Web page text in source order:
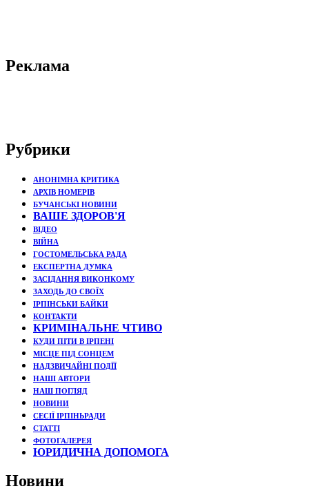
Реклама
Рубрики
АНОНІМНА КРИТИКА
АРХІВ НОМЕРІВ
БУЧАНСЬКІ НОВИНИ
ВАШЕ ЗДОРОВ'Я
ВІДЕО
ВІЙНА
ГОСТОМЕЛЬСЬКА РАДА
ЕКСПЕРТНА ДУМКА
ЗАСІДАННЯ ВИКОНКОМУ
ЗАХОДЬ ДО СВОЇХ
ІРПІНСЬКИ БАЙКИ
КОНТАКТИ
КРИМІНАЛЬНЕ ЧТИВО
КУДИ ПІТИ В ІРПЕНІ
МІСЦЕ ПІД СОНЦЕМ
НАДЗВИЧАЙНІ ПОДЇЇ
НАШІ АВТОРИ
НАШ ПОГЛЯД
НОВИНИ
СЕСІЇ ІРПІНЬРАДИ
СТАТТІ
ФОТОГАЛЕРЕЯ
ЮРИДИЧНА ДОПОМОГА
Новини